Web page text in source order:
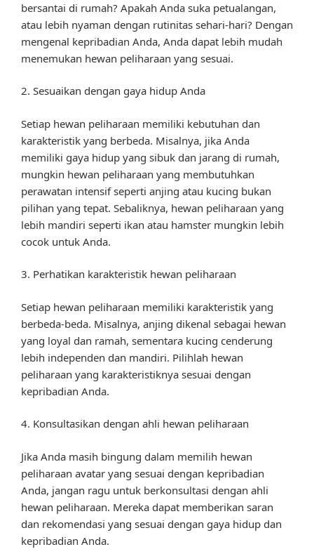
bersantai di rumah? Apakah Anda suka petualangan,
atau lebih nyaman dengan rutinitas sehari-hari? Dengan
mengenal kepribadian Anda, Anda dapat lebih mudah
menemukan hewan peliharaan yang sesuai.
2. Sesuaikan dengan gaya hidup Anda
Setiap hewan peliharaan memiliki kebutuhan dan
karakteristik yang berbeda. Misalnya, jika Anda
memiliki gaya hidup yang sibuk dan jarang di rumah,
mungkin hewan peliharaan yang membutuhkan
perawatan intensif seperti anjing atau kucing bukan
pilihan yang tepat. Sebaliknya, hewan peliharaan yang
lebih mandiri seperti ikan atau hamster mungkin lebih
cocok untuk Anda.
3. Perhatikan karakteristik hewan peliharaan
Setiap hewan peliharaan memiliki karakteristik yang
berbeda-beda. Misalnya, anjing dikenal sebagai hewan
yang loyal dan ramah, sementara kucing cenderung
lebih independen dan mandiri. Pilihlah hewan
peliharaan yang karakteristiknya sesuai dengan
kepribadian Anda.
4. Konsultasikan dengan ahli hewan peliharaan
Jika Anda masih bingung dalam memilih hewan
peliharaan avatar yang sesuai dengan kepribadian
Anda, jangan ragu untuk berkonsultasi dengan ahli
hewan peliharaan. Mereka dapat memberikan saran
dan rekomendasi yang sesuai dengan gaya hidup dan
kepribadian Anda.